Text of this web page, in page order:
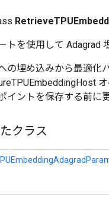
トを使用して Adagrad
の埋め込みから最適化
イントを保存する前に
クラス